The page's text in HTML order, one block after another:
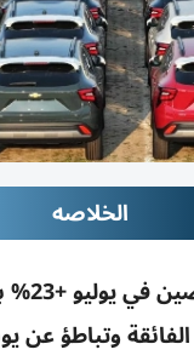
الخلاصه
الفائقة وتباطؤ عن